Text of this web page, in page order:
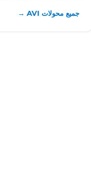
جميع محولات AVI →